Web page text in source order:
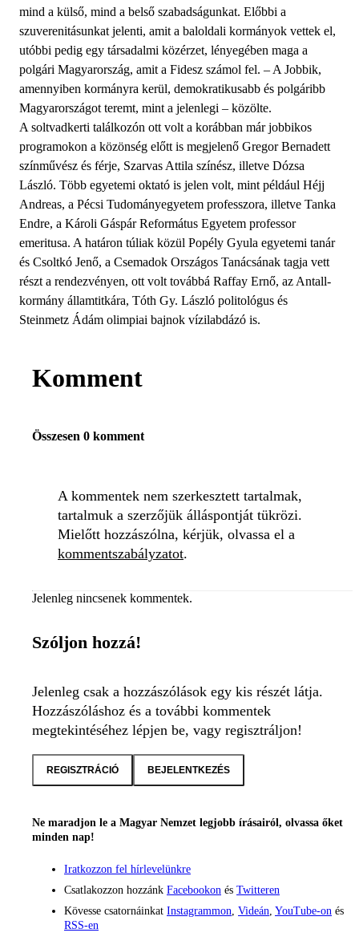
mind a külső, mind a belső szabadságunkat. Előbbi a
szuverenitásunkat jelenti, amit a baloldali kormányok vettek el,
utóbbi pedig egy társadalmi közérzet, lényegében maga a
polgári Magyarország, amit a Fidesz számol fel. – A Jobbik,
amennyiben kormányra kerül, demokratikusabb és polgáribb
Magyarországot teremt, mint a jelenlegi – közölte.
A soltvadkerti találkozón ott volt a korábban már jobbikos
programokon a közönség előtt is megjelenő Gregor Bernadett
színművész és férje, Szarvas Attila színész, illetve Dózsa
László. Több egyetemi oktató is jelen volt, mint például Héjj
Andreas, a Pécsi Tudományegyetem professzora, illetve Tanka
Endre, a Károli Gáspár Református Egyetem professor
emeritusa. A határon túliak közül Popély Gyula egyetemi tanár
és Csoltkó Jenő, a Csemadok Országos Tanácsának tagja vett
részt a rendezvényen, ott volt továbbá Raffay Ernő, az Antall-
kormány államtitkára, Tóth Gy. László politológus és
Steinmetz Ádám olimpiai bajnok vízilabdázó is.
Komment
Összesen 0 komment
A kommentek nem szerkesztett tartalmak,
tartalmuk a szerzőjük álláspontját tükrözi.
Mielőtt hozzászólna, kérjük, olvassa el a
kommentszabályzatot.
Jelenleg nincsenek kommentek.
Szóljon hozzá!
Jelenleg csak a hozzászólások egy kis részét látja.
Hozzászóláshoz és a további kommentek
megtekintéséhez lépjen be, vagy regisztráljon!
REGISZTRÁCIÓ BEJELENTKEZÉS
Ne maradjon le a Magyar Nemzet legjobb írásairól, olvassa őket
minden nap!
Iratkozzon fel hírlevelünkre
Csatlakozzon hozzánk Facebookon és Twitteren
Kövesse csatornáinkat Instagrammon, Videán, YouTube-on és
RSS-en